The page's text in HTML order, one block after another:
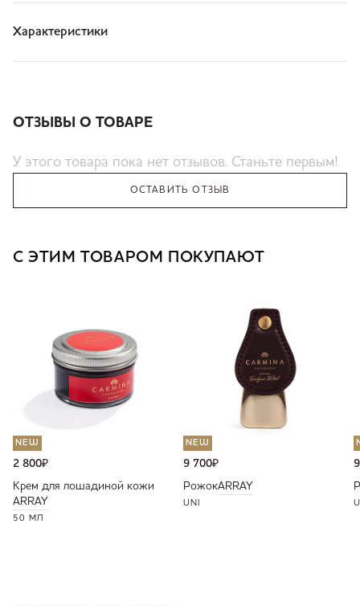
Характеристики
ОТЗЫВЫ О ТОВАРЕ
У этого товара пока нет отзывов. Станьте первым!
ОСТАВИТЬ ОТЗЫВ
С ЭТИМ ТОВАРОМ ПОКУПАЮТ
NEW
2 800₽
Крем для лошадиной кожи
ARRAY
50 МЛ
NEW
9 700₽
РожокARRAY
UNI